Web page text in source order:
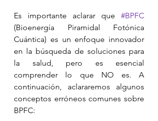
Es importante aclarar que #BPFC
(Bioenergía Piramidal Fotónica
Cuántica) es un enfoque innovador
en la búsqueda de soluciones para
la salud, pero es esencial
comprender lo que NO es. A
continuación, aclararemos algunos
conceptos erróneos comunes sobre
BPFC: